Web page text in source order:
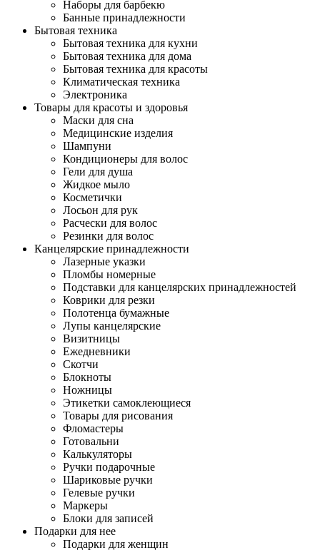
Наборы для барбекю
Банные принадлежности
Бытовая техника
Бытовая техника для кухни
Бытовая техника для дома
Бытовая техника для красоты
Климатическая техника
Электроника
Товары для красоты и здоровья
Маски для сна
Медицинские изделия
Шампуни
Кондиционеры для волос
Гели для душа
Жидкое мыло
Косметички
Лосьон для рук
Расчески для волос
Резинки для волос
Канцелярские принадлежности
Лазерные указки
Пломбы номерные
Подставки для канцелярских принадлежностей
Коврики для резки
Полотенца бумажные
Лупы канцелярские
Визитницы
Ежедневники
Скотчи
Блокноты
Ножницы
Этикетки самоклеющиеся
Товары для рисования
Фломастеры
Готовальни
Калькуляторы
Ручки подарочные
Шариковые ручки
Гелевые ручки
Маркеры
Блоки для записей
Подарки для нее
Подарки для женщин